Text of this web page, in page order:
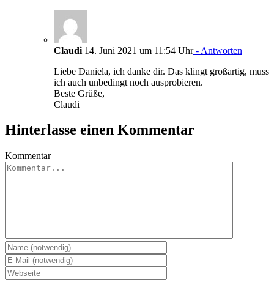
Claudi 14. Juni 2021 um 11:54 Uhr- Antworten
Liebe Daniela, ich danke dir. Das klingt großartig, muss
ich auch unbedingt noch ausprobieren.
Beste Grüße,
Claudi
Hinterlasse einen Kommentar
Kommentar